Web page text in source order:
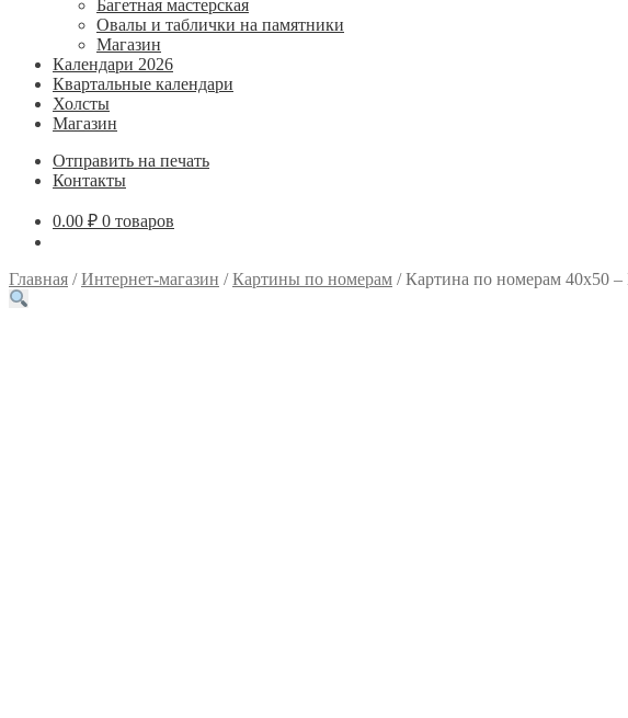
Багетная мастерская
Овалы и таблички на памятники
Магазин
Календари 2026
Квартальные календари
Холсты
Магазин
Отправить на печать
Контакты
0.00 ₽ 0 товаров
Главная /Интернет-магазин /Картины по номерам /Картина по номерам 40х50 –